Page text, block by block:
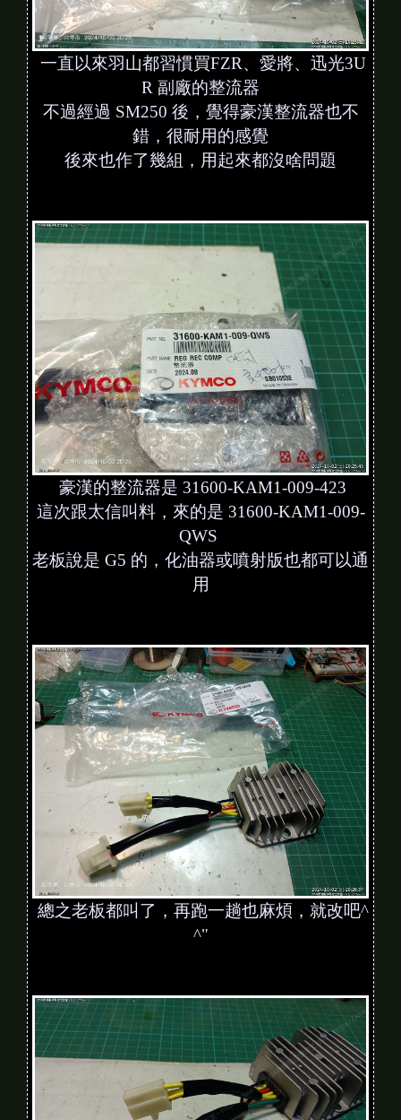
一直以來羽山都習慣買FZR、愛將、迅光3U
R 副廠的整流器
不過經過 SM250 後，覺得豪漢整流器也不
錯，很耐用的感覺
後來也作了幾組，用起來都沒啥問題
豪漢的整流器是 31600-KAM1-009-423
這次跟太信叫料，來的是 31600-KAM1-009-
QWS
老板說是 G5 的，化油器或噴射版也都可以通
用
總之老板都叫了，再跑一趟也麻煩，就改吧^
^"